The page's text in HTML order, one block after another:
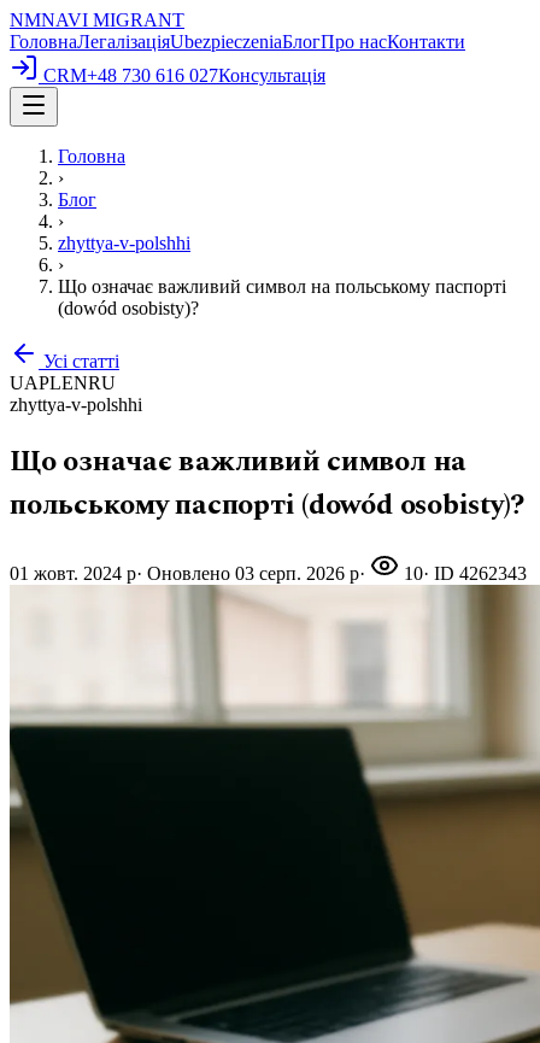
NMNAVI MIGRANT
ГоловнаЛегалізаціяUbezpieczeniaБлогПро насКонтакти
CRM+48 730 616 027Консультація
Головна
›
Блог
›
zhyttya-v-polshhi
›
Що означає важливий символ на польському паспорті
(dowód osobisty)?
Усі статті
UAPLENRU
zhyttya-v-polshhi
Що означає важливий символ на
польському паспорті (dowód osobisty)?
01 жовт. 2024 р· Оновлено 03 серп. 2026 р· 10· ID 4262343